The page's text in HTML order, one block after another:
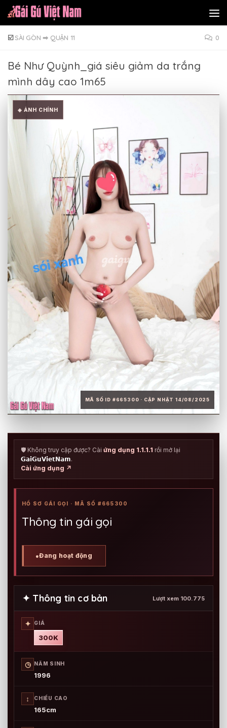
Skip to content
☑️SÀI GÒN ➡ QUẬN 11 0
Bé Như Quỳnh_giá siêu giảm da trắng
mình dây cao 1m65
◈ ẢNH CHÍNH
MÃ SỐ ID #665300 · CẬP NHẬT 14/08/2025
🛡️ Không truy cập được? Cài ứng dụng 1.1.1.1 rồi mở lại
𝗚𝗮𝗶𝗚𝘂𝗩𝗶𝗲𝘁𝗡𝗮𝗺.
Cài ứng dụng ↗
HỒ SƠ GÁI GỌI · MÃ SỐ #665300
Thông tin gái gọi
●Đang hoạt động
✦ Thông tin cơ bản Lượt xem 100.775
✦ GIÁ
300K
◷ NĂM SINH
1996
↕ CHIỀU CAO
165cm